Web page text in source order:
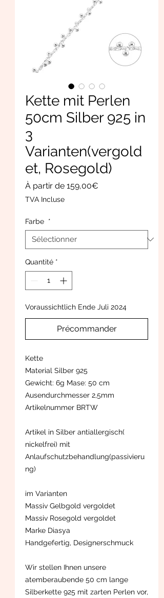
Kette mit Perlen
50cm Silber 925 in
3
Varianten(vergold
et, Rosegold)
À partir de 159,00€
TVA Incluse
Farbe *
Quantité *
Voraussichtlich Ende Juli 2024
Précommander
Kette
Material Silber 925
Gewicht: 6g Mase: 50 cm
Ausendurchmesser 2,5mm
Artikelnummer BRTW
Artikel in Silber antiallergisch(
nickelfrei) mit
Anlaufschutzbehandlung(passivieru
ng)
im Varianten
Massiv Gelbgold vergoldet
Massiv Rosegold vergoldet
Marke Diasya
Handgefertig, Designerschmuck
Wir stellen Ihnen unsere
atemberaubende 50 cm lange
Silberkette 925 mit zarten Perlen vor,